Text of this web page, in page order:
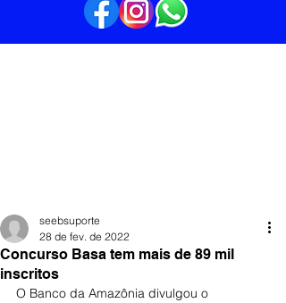
Concurso Basa tem mais de 89 mil
inscritos
seebsuporte
28 de fev. de 2022
O Banco da Amazônia divulgou o